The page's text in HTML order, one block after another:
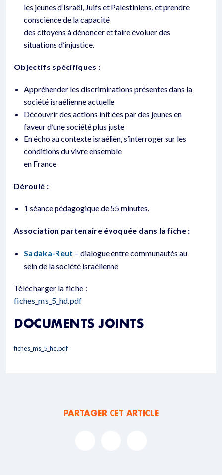
les jeunes d’Israël, Juifs et Palestiniens, et prendre
conscience de la capacité
des citoyens à dénoncer et faire évoluer des
situations d’injustice.
Objectifs spécifiques :
Appréhender les discriminations présentes dans la
société israélienne actuelle
Découvrir des actions initiées par des jeunes en
faveur d’une société plus juste
En écho au contexte israélien, s’interroger sur les
conditions du vivre ensemble
en France
Déroulé :
1 séance pédagogique de 55 minutes.
Association partenaire évoquée dans la fiche :
Sadaka-Reut – dialogue entre communautés au
sein de la société israélienne
Télécharger la fiche :
fiches_ms_5_hd.pdf
DOCUMENTS JOINTS
fiches_ms_5_hd.pdf
PARTAGER CET ARTICLE